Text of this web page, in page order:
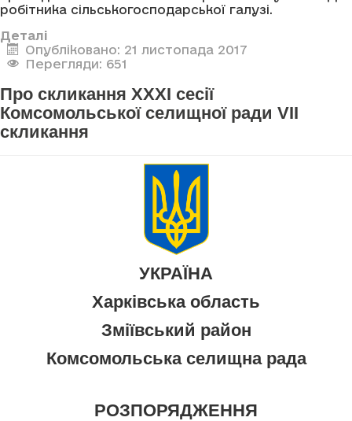
робітника сільськогосподарської галузі.
Деталі
Опубліковано: 21 листопада 2017
Перегляди: 651
Про скликання XXXI сесії
Комсомольської селищної ради VII
скликання
УКРАЇНА
Харківська область
Зміївський район
Комсомольська селищна рада
РОЗПОРЯДЖЕННЯ